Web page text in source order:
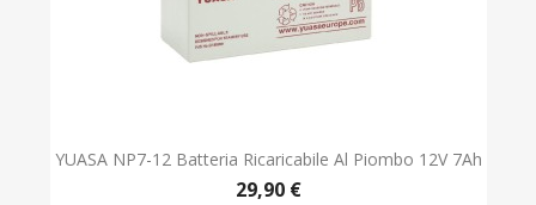
YUASA NP7-12 Batteria Ricaricabile Al Piombo 12V 7Ah
29,90 €